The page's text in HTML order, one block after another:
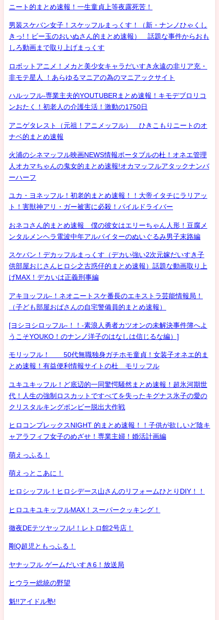
ニート的まとめ速報！一生童貞上等夜露死苦！
男装スケバン女子！スケッフルまっくす！（新・ナンノひゃくし
きっ!！ビー玉のおいぬさん的まとめ速報） 話題な事件からおも
しろ動画まで取り上げまっくす
ロボットアニメ！メカと美少女キャラだいすき永遠の非リア充・
非モテ星人 ！あらゆるマニアの為のマニアックサイト
ハルッフル-専業主夫的YOUTUBERまとめ速報！キモデブロリコ
ンおたく！初老人の介護生活！激動の1750日
アニゲタレスト（元祖！アニメッフル） ひきこもりニートのオ
ナベ的まとめ速報
火浦のシネマッフル映画NEWS情報ポータブルの杜！オネエ管理
人オカマちゃんの鬼女的まとめ速報!オカマッフルアタックナンバ
ーハーフ
ユカ・ヨネッフル！初老的まとめ速報！！大帝イタチにラリアッ
ト！害獣神アリ・ガー被害に必殺！パイルドライバー
おネコさん的まとめ速報 僕の彼女はエリーちゃん人形！豆腐メ
ンタルメンヘラ電波中年アルバイターのぬいぐるみ男子末路編
スケバン！デカッフルまっくす（デカい強い2次元嫁だいすき子
供部屋おじさんヒロシ之古惑仔的まとめ速報）話題な動画取り上
げMAX！デカいは正義刑事編
アキヨッフル-！ネオニートスケ番長のエキストラ芸能情報局！
（子ども部屋おばさんの自宅警備員的まとめ速報）
[ヨシヨシロッフル-！！-素浪人勇者カツオンの未解決事件簿へよ
うこそYOUKO！のナンノ洋子のはなしは信じるな編）]
モリッフル！ 50代無職独身ガチホモ童貞！女装子オネエ的ま
とめ速報！有益便利情報サイトの杜 モリッフル
ユキユキッフル！ど底辺的一同驚愕騒然まとめ速報！超氷河期世
代！人生の強制ロスカットですべてを失ったキグナス氷子の愛の
クリスタルキングボンビー脱出大作戦
ヒロコンプレックスNIGHT 的まとめ速報！！子供が欲しいど陰キ
ャアラフィフ女子のめざせ！専業主婦！婚活計画編
萌えっふる！
萌えっとこあに！
ヒロシッフル！ヒロシデース山さんのリフォームひとりDIY！！
ヒロユキユキッフルMAX！スーパークッキング！
徹夜DEテツヤッフル!！レトロ館2号店！
剛Q超児ともっふる！
ヤナッフル ゲームだいすき6！放送局
ヒウラー総統の野望
魁!!アイドル塾!